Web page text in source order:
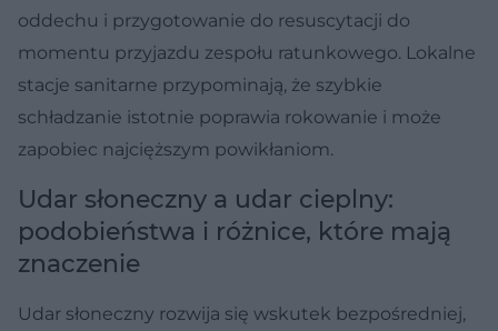
oddechu i przygotowanie do resuscytacji do
momentu przyjazdu zespołu ratunkowego. Lokalne
stacje sanitarne przypominają, że szybkie
schładzanie istotnie poprawia rokowanie i może
zapobiec najcięższym powikłaniom.
Udar słoneczny a udar cieplny:
podobieństwa i różnice, które mają
znaczenie
Udar słoneczny rozwija się wskutek bezpośredniej,